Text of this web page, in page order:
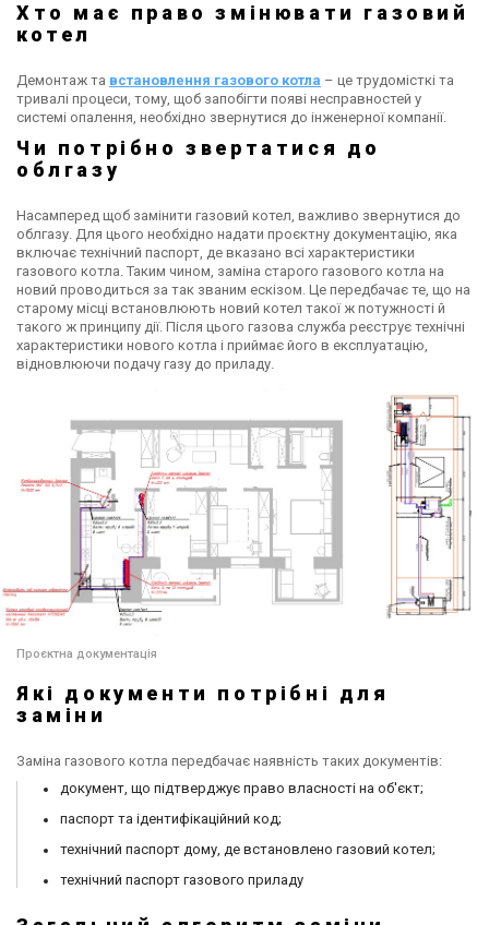
Хто має право змінювати газовий
котел
Демонтаж та встановлення газового котла – це трудомісткі та
тривалі процеси, тому, щоб запобігти появі несправностей у
системі опалення, необхідно звернутися до інженерної компанії.
Чи потрібно звертатися до
облгазу
Насамперед щоб замінити газовий котел, важливо звернутися до
облгазу. Для цього необхідно надати проєктну документацію, яка
включає технічний паспорт, де вказано всі характеристики
газового котла. Таким чином, заміна старого газового котла на
новий проводиться за так званим ескізом. Це передбачає те, що на
старому місці встановлюють новий котел такої ж потужності й
такого ж принципу дії. Після цього газова служба реєструє технічні
характеристики нового котла і приймає його в експлуатацію,
відновлюючи подачу газу до приладу.
Проєктна документація
Які документи потрібні для
заміни
Заміна газового котла передбачає наявність таких документів:
документ, що підтверджує право власності на об'єкт;
паспорт та ідентифікаційний код;
технічний паспорт дому, де встановлено газовий котел;
технічний паспорт газового приладу